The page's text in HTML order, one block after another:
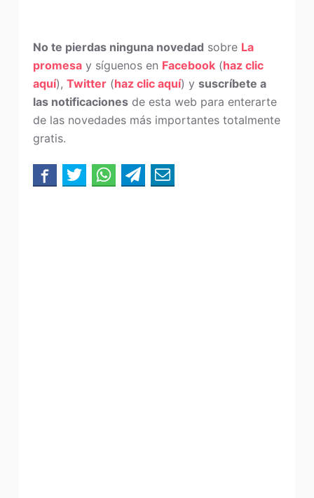
No te pierdas ninguna novedad sobre La
promesay síguenos en Facebook(haz clic
aquí), Twitter(haz clic aquí) y suscríbete a
las notificacionesde esta web para enterarte
de las novedades más importantes totalmente
gratis.